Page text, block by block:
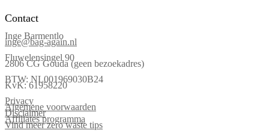
Contact
Inge Barmentlo
inge@bag-again.nl
Fluwelensingel 90
2806 CG Gouda (geen bezoekadres)
BTW: NL001969030B24
KvK: 61958220
Privacy
Algemene voorwaarden
Disclaimer
Affiliates programma
Vind meer zero waste tips